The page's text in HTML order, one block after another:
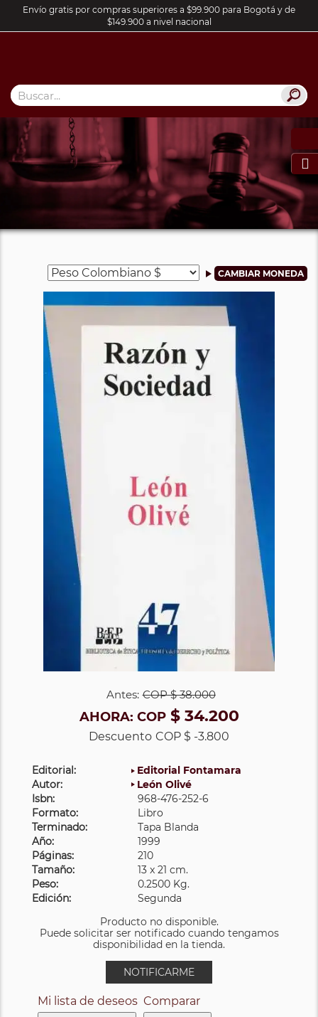
Envío gratis por compras superiores a $99.900 para Bogotá y de
$149.900 a nivel nacional

Antes: COP$ 38.000
AHORA: COP$ 34.200
Descuento COP $ -3.800
Editorial:
Editorial Fontamara
Autor:
León Olivé
Isbn:
968-476-252-6
Formato:
Libro
Terminado:
Tapa Blanda
Año:
1999
Páginas:
210
Tamaño:
13 x 21 cm.
Peso:
0.2500 Kg.
Edición:
Segunda
Producto no disponible.
Puede solicitar ser notificado cuando tengamos
disponibilidad en la tienda.
NOTIFICARME
Mi lista de deseos Comparar